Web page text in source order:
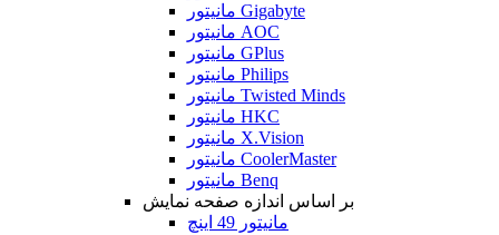
مانیتور Gigabyte
مانیتور AOC
مانیتور GPlus
مانیتور Philips
مانیتور Twisted Minds
مانیتور HKC
مانیتور X.Vision
مانیتور CoolerMaster
مانیتور Benq
بر اساس اندازه صفحه نمایش
مانیتور 49 اینچ